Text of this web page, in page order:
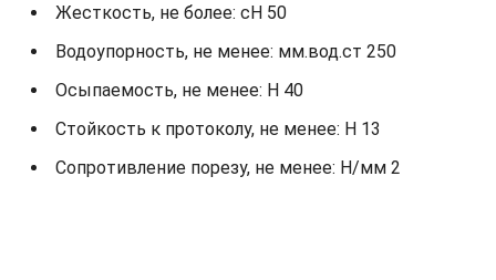
Жесткость, не более: cH 50
Водоупорность, не менее: мм.вод.ст 250
Осыпаемость, не менее: H 40
Стойкость к протоколу, не менее: H 13
Сопротивление порезу, не менее: Н/мм 2